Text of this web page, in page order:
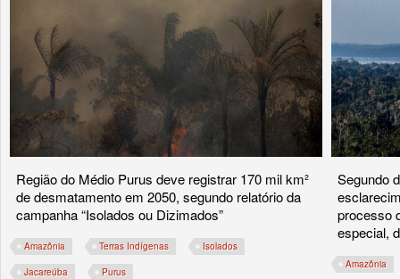
Região do Médio Purus deve registrar 170 mil km²
de desmatamento em 2050, segundo relatório da
campanha “Isolados ou Dizimados”
Amazônia Terras Indígenas Isolados
Jacareúba Purus
Segundo
processo
especial,
Amazônia